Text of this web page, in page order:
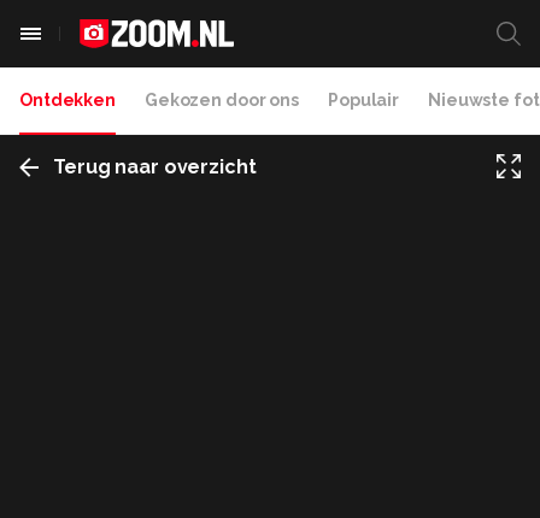
Ontdekken Gekozen door ons Populair Nieuwste
Terug naar overzicht